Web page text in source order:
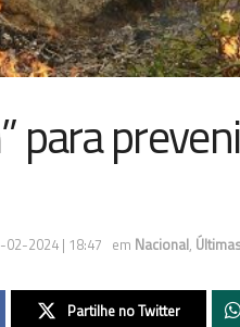
para
02-2024 | 18:47 em Nacional,
Partilhe no Twitter